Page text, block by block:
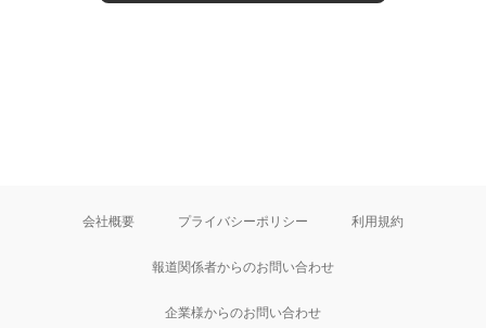
会社概要 プライバシーポリシー 利用規約
報道関係者からのお問い合わせ
企業様からのお問い合わせ